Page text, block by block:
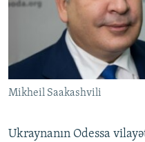
VIDEO
FOTOQALEREYA
İNFOQRAFIKA
KARIKATURA
RADIO ARXIV
AZƏRBAYCAN ƏDƏBIYYATI
İSLAM VƏ DEMOKRATIYA
HAQQIMIZDA
MISSIYAMIZ
PEŞƏ ETIKASI VƏ
AZADLIQRADIOSU MOBIL
RFE/RL-in bütün
Mikheil Saakashvili
Ukraynanın Odessa